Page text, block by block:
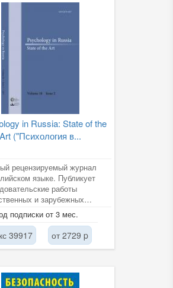
in Russia: State of the
Art ("Психология в...
рецензируемый журнал
языке. Публикует
работы
и зарубежных
Включён в
подписки от 3 мес.
39917 от 2729 p